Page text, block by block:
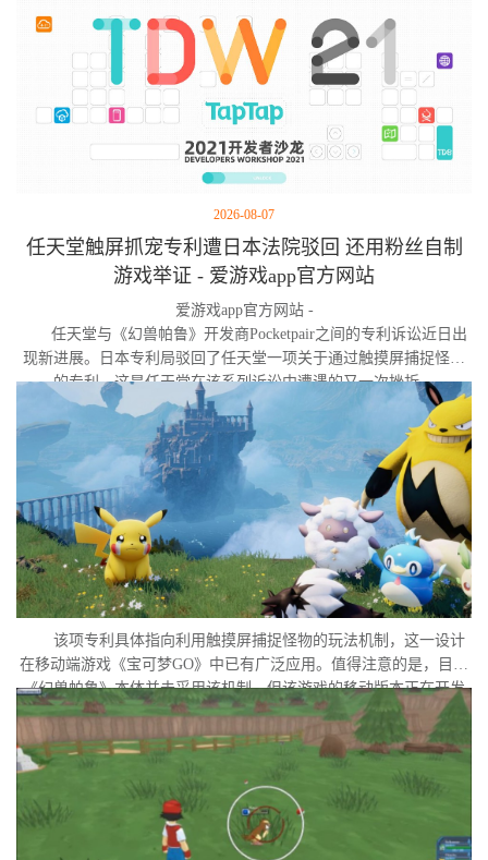
2026-08-07
任天堂触屏抓宠专利遭日本法院驳回 还用粉丝自制
游戏举证 - 爱游戏app官方网站
爱游戏app官方网站 -
任天堂与《幻兽帕鲁》开发商Pocketpair之间的专利诉讼近日出
现新进展。日本专利局驳回了任天堂一项关于通过触摸屏捕捉怪物
的专利，这是任天堂在该系列诉讼中遭遇的又一次挫折。
该项专利具体指向利用触摸屏捕捉怪物的玩法机制，这一设计
在移动端游戏《宝可梦GO》中已有广泛应用。值得注意的是，目前
《幻兽帕鲁》本体并未采用该机制，但该游戏的移动版本正在开发
中。外界普遍认为，这很可能是任天堂在当前时间点针对此项专利
发起诉讼的直接原因。